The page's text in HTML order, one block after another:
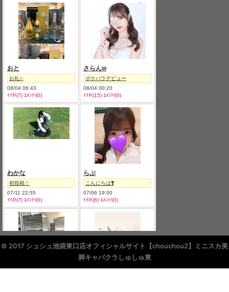
© 2017 シュシュ池袋東口店オフィシャルサイト【chouchou2】ミニスカ美
脚キャバクラしゅしゅ東